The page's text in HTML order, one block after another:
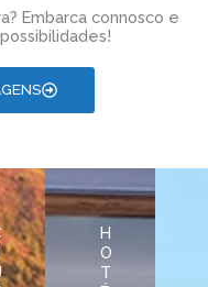
Embarca connosco e
H
O
T